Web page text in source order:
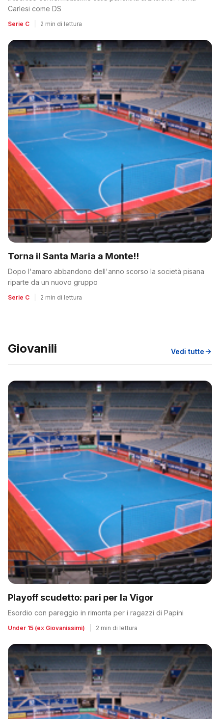
Carlesi come DS
Serie C 2 min di lettura
Torna il Santa Maria a Monte!!
Dopo l'amaro abbandono dell'anno scorso la società pisana
riparte da un nuovo gruppo
Serie C 2 min di lettura
Giovanili Vedi tutte
Playoff scudetto: pari per la Vigor
Esordio con pareggio in rimonta per i ragazzi di Papini
Under 15 (ex Giovanissimi) 2 min di lettura